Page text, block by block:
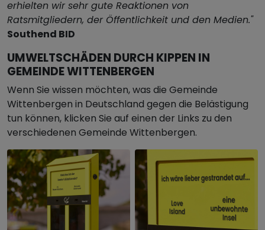
erhielten wir sehr gute Reaktionen von
Ratsmitgliedern, der Öffentlichkeit und den Medien."
Southend BID
UMWELTSCHÄDEN DURCH KIPPEN IN
GEMEINDE WITTENBERGEN
Wenn Sie wissen möchten, was die Gemeinde
Wittenbergen in Deutschland gegen die Belästigung
tun können, klicken Sie auf einen der Links zu den
verschiedenen Gemeinde Wittenbergen.